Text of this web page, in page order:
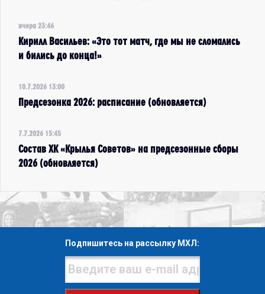
вчера 23:46
Кирилл Васильев: «Это тот матч, где мы не сломались
и бились до конца!»
10.7.2026 13:00
Предсезонка 2026: расписание (обновляется)
7.7.2026 15:45
Состав ХК «Крылья Советов» на предсезонные сборы
2026 (обновляется)
Подпишитесь на рассылку МХЛ: